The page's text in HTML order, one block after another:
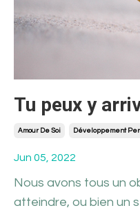
Tu peux y
Amour De Soi Développement
Jun 05, 2022
Nous avons tous un
atteindre, ou bien un